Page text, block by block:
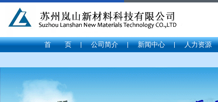
首 页 公司简介 新闻中心 人力资源